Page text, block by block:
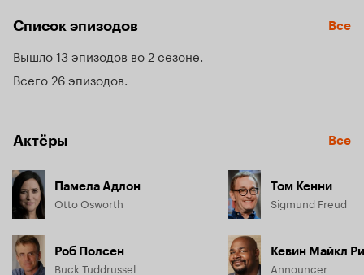
Список эпизодов Все
Вышло 13 эпизодов во 2 сезоне
Всего 26 эпизодов
Актёры Все
Памела Адлон
Otto Osworth
Роб Полсен
Buck Tuddrussel
Том Кенни
Sigmund Freud
Кевин Майкл
Announcer